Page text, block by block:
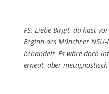
PS: Liebe Birgit, du hast
Beginn des Münchner
behandelt. Es wäre doch
erneut, aber